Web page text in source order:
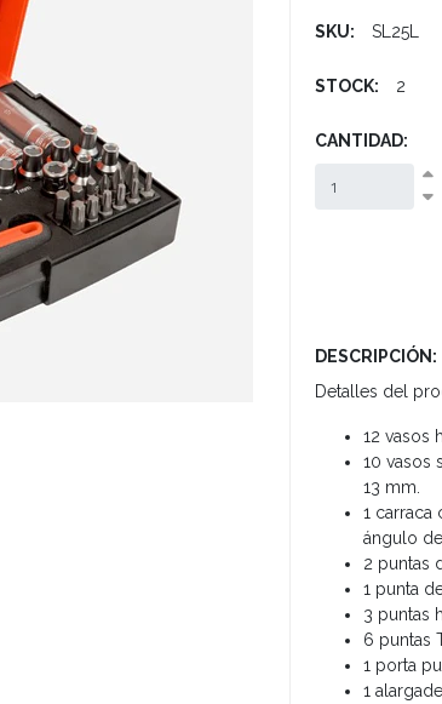
SKU: SL25L
STOCK: 2
CANTIDAD:
DESCRIPCIÓN:
Detalles del
12 vasos
10 vasos
13 mm.
1 carraca
ángulo
2 puntas
1 punta
3 puntas
6 puntas
1 porta
1